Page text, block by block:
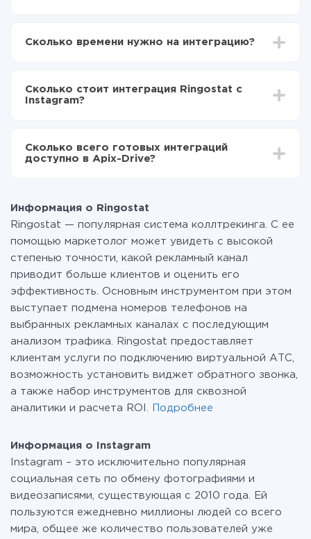
Выбираете какие данные передавать из
Теперь данные будут автоматически
передаваться из Ringostat в Instagram
Сколько времени нужно на интеграцию?
отличаться и составлять от 5-ти до 30-минут. В
среднем настройка занимает 10-15 минут.
Сколько стоит интеграция Ringostat с
Instagram?
функционал. Вы оплачиваете только количество
данных, которые по факту передаются из одной
перейти на платный, при необходимости. Подробнее
отарифах .
Сколько всего готовых интеграций
доступно в Apix-Drive?
Информация о Ringostat
Ringostat — популярная система коллтрекинга. С ее
помощью маркетолог может увидеть с высокой
степенью точности, какой рекламный канал
приводит больше клиентов и оценить его
эффективность. Основным инструментом при этом
выступает подмена номеров телефонов на
выбранных рекламных каналах с последующим
анализом трафика. Ringostat предоставляет
клиентам услуги по подключению виртуальной АТС,
возможность установить виджет обратного звонка,
а также набор инструментов для сквозной
аналитики и расчета ROI.
Подробнее
Информация о Instagram
Instagram – это исключительно популярная
социальная сеть по обмену фотографиями и
видеозаписями, существующая с 2010 года. Ей
пользуются ежедневно миллионы людей со всего
мира, общее же количество пользователей уже